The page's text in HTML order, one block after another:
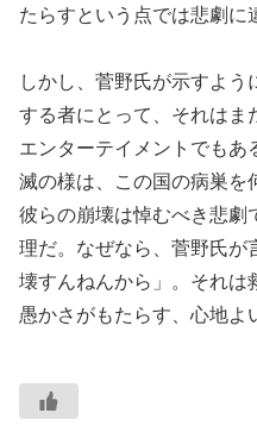
たらすという点では悲劇に
しかし、菅野氏が示すよ
する者にとって、それはま
エンターテイメントでもあ
滅の様は、この国の病巣を
彼らの崩壊は悼むべき悲劇
理だ。なぜなら、菅野氏が
壊すんねんから」。それは
愚かさがもたらす、心地よ